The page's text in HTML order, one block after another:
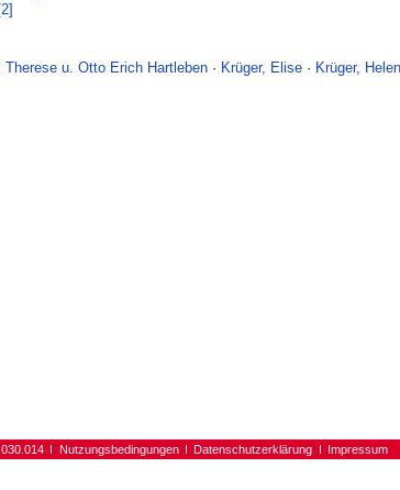
Therese u. Otto Erich Hartleben · Krüger, Elise · Krüger,
Nutzungsbedingungen Datenschutzerklärung Impressum